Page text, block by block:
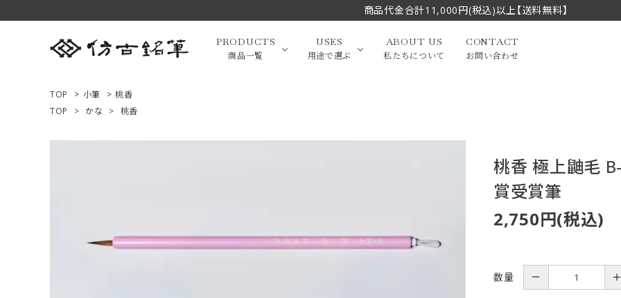
商品代金合計11,000円(税込)以上【送料無料】
PRODUCTS
商品一覧
高級羊毛（作品向き）
限定品・セット品
USES
用途で選ぶ
かな
画筆・絵てがみ
ABOUT US
私たちについて
CONTACT
お問い合わせ
TOP > 小筆 > 桃香
TOP
> かな > 桃香
桃香 極上鼬毛
賞受賞筆
2,750円(税込)
数量 － ＋